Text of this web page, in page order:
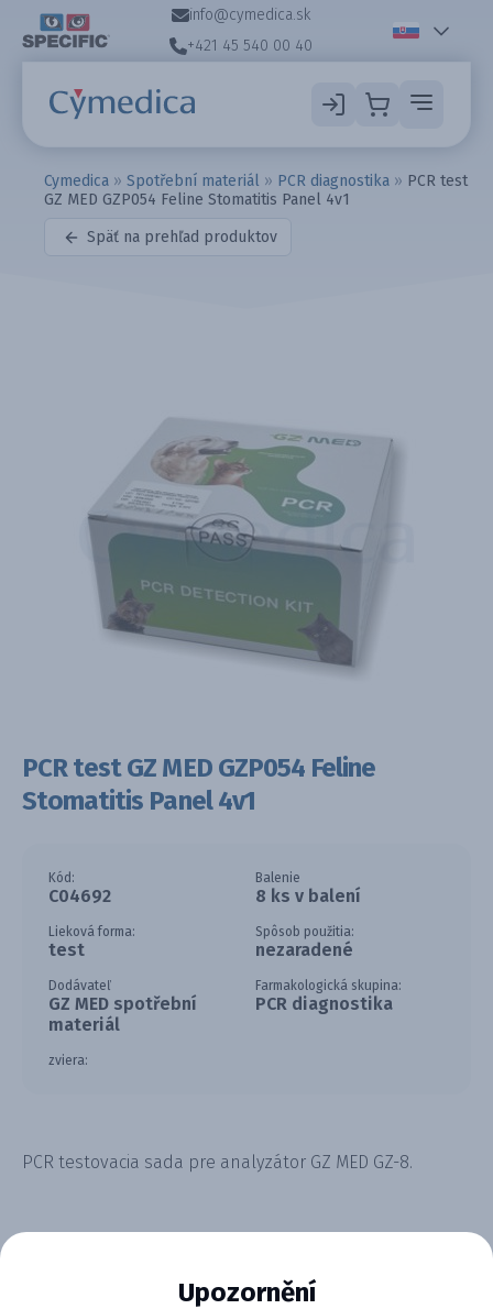
info@cymedica.sk
+421 45 540 00 40
Cymedica » Spotřební materiál » PCR diagnostika » PCR test
GZ MED GZP054 Feline Stomatitis Panel 4v1
Späť na prehľad produktov
PCR test GZ MED GZP054 Feline
Stomatitis Panel 4v1
Kód:
C04692
Balenie
8 ks v balení
Lieková forma:
test
Spôsob použitia:
nezaradené
Dodávateľ
GZ MED spotřební
materiál
Farmakologická skupina:
PCR diagnostika
zviera:
PCR testovacia sada pre analyzátor GZ MED GZ-8.
Upozornění